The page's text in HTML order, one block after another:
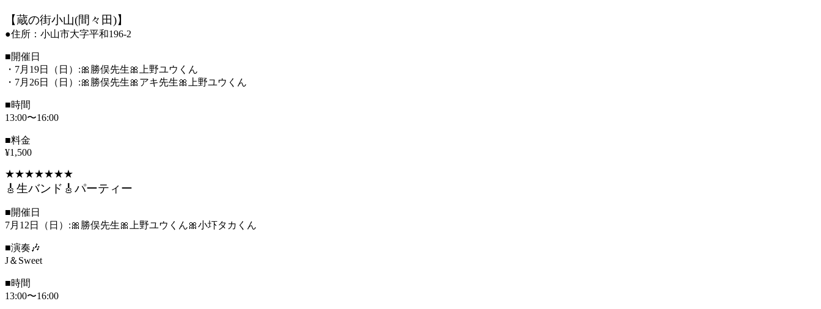
【蔵の街小山(間々田)】
●住所：小山市大字平和196-2
■開催日
・7月19日（日）:🎀勝俣先生🎀上野ユウくん
・7月26日（日）:🎀勝俣先生🎀アキ先生🎀上野ユウくん
■時間
13:00〜16:00
■料金
¥1,500
★★★★★★★
🎸生バンド🎸パーティー
■開催日
7月12日（日）:🎀勝俣先生🎀上野ユウくん🎀小圷タカくん
■演奏🎶
J＆Sweet
■時間
13:00〜16:00